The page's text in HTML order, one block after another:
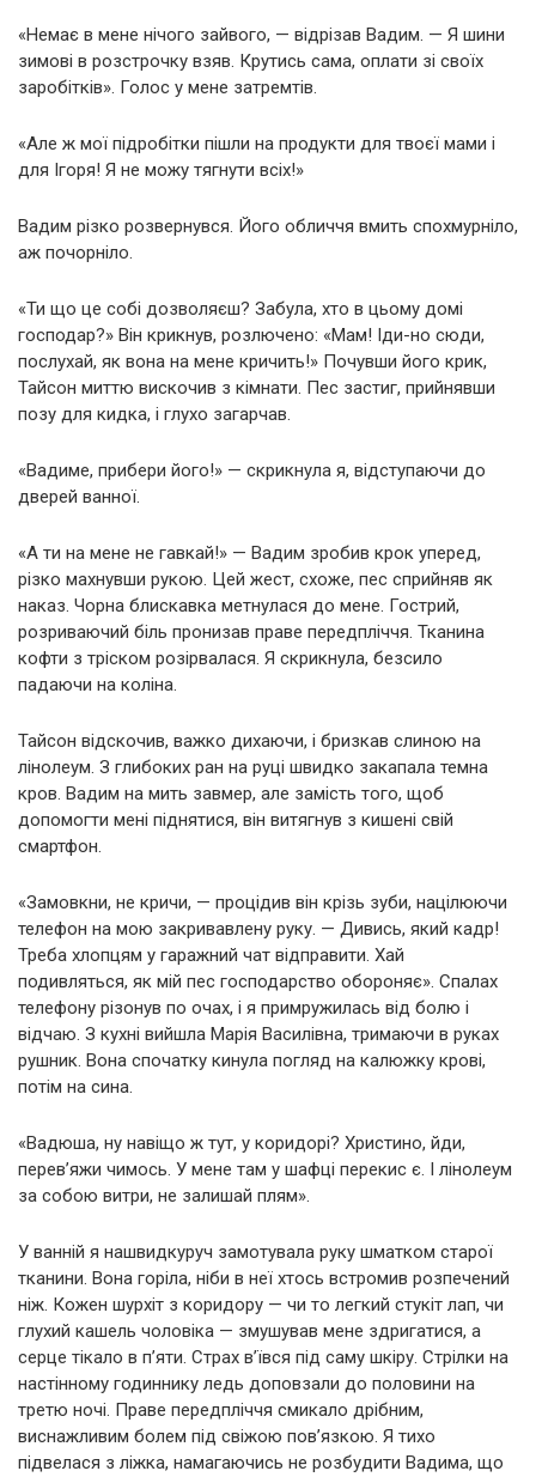
«Немає в мене нічого зайвого, — відрізав Вадим. — Я шини
зимові в розстрочку взяв. Крутись сама, оплати зі своїх
заробітків». Голос у мене затремтів.
«Але ж мої підробітки пішли на продукти для твоєї мами і
для Ігоря! Я не можу тягнути всіх!»
Вадим різко розвернувся. Його обличчя вмить спохмурніло,
аж почорніло.
«Ти що це собі дозволяєш? Забула, хто в цьому домі
господар?» Він крикнув, розлючено: «Мам! Іди-но сюди,
послухай, як вона на мене кричить!» Почувши його крик,
Тайсон миттю вискочив з кімнати. Пес застиг, прийнявши
позу для кидка, і глухо загарчав.
«Вадиме, прибери його!» — скрикнула я, відступаючи до
дверей ванної.
«А ти на мене не гавкай!» — Вадим зробив крок уперед,
різко махнувши рукою. Цей жест, схоже, пес сприйняв як
наказ. Чорна блискавка метнулася до мене. Гострий,
розриваючий біль пронизав праве передпліччя. Тканина
кофти з тріском розірвалася. Я скрикнула, безсило
падаючи на коліна.
Тайсон відскочив, важко дихаючи, і бризкав слиною на
лінолеум. З глибоких ран на руці швидко закапала темна
кров. Вадим на мить завмер, але замість того, щоб
допомогти мені піднятися, він витягнув з кишені свій
смартфон.
«Замовкни, не кричи, — процідив він крізь зуби, націлюючи
телефон на мою закривавлену руку. — Дивись, який кадр!
Треба хлопцям у гаражний чат відправити. Хай
подивляться, як мій пес господарство обороняє». Спалах
телефону різонув по очах, і я примружилась від болю і
відчаю. З кухні вийшла Марія Василівна, тримаючи в руках
рушник. Вона спочатку кинула погляд на калюжку крові,
потім на сина.
«Вадюша, ну навіщо ж тут, у коридорі? Христино, йди,
перев’яжи чимось. У мене там у шафці перекис є. І лінолеум
за собою витри, не залишай плям».
У ванній я нашвидкуруч замотувала руку шматком старої
тканини. Вона горіла, ніби в неї хтось встромив розпечений
ніж. Кожен шурхіт з коридору — чи то легкий стукіт лап, чи
глухий кашель чоловіка — змушував мене здригатися, а
серце тікало в п’яти. Страх в’ївся під саму шкіру. Стрілки на
настінному годиннику ледь доповзали до половини на
третю ночі. Праве передпліччя смикало дрібним,
виснажливим болем під свіжою пов’язкою. Я тихо
підвелася з ліжка, намагаючись не розбудити Вадима, що